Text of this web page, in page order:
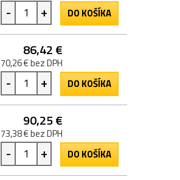
- + DO KOŠÍKA
86,42 €
70,26 € bez DPH
- + DO KOŠÍKA
90,25 €
73,38 € bez DPH
- + DO KOŠÍKA